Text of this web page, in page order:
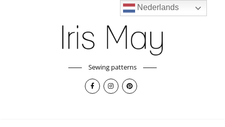
Sewing patterns
Nederlands